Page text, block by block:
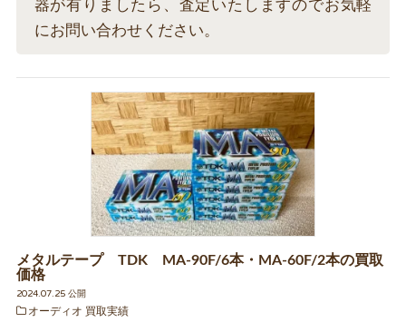
器が有りましたら、査定いたしますのでお気軽
にお問い合わせください。
メタルテープ TDK MA-90F/6本・MA-60F/2本の買取
価格
2024.07.25 公開
オーディオ 買取実績